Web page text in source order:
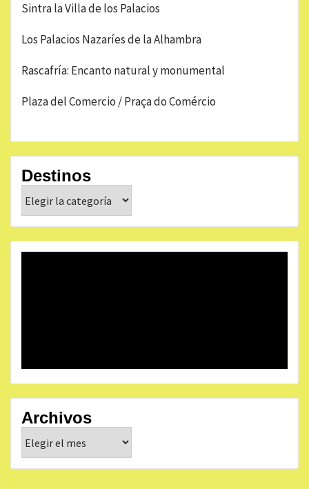
Sintra la Villa de los Palacios
Los Palacios Nazaríes de la Alhambra
Rascafría: Encanto natural y monumental
Plaza del Comercio / Praça do Comércio
Destinos
Archivos